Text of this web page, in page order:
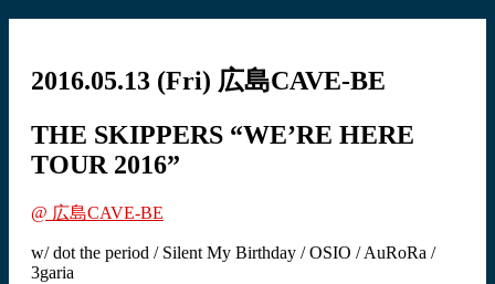
2016.05.13 (Fri) 広島CAVE-BE
THE SKIPPERS “WE’RE HERE
TOUR 2016”
@ 広島CAVE-BE
w/ dot the period / Silent My Birthday / OSIO / AuRoRa /
3garia